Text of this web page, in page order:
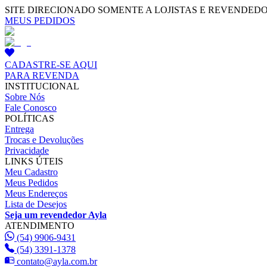
SITE DIRECIONADO SOMENTE A LOJISTAS E
MEUS PEDIDOS
CADASTRE-SE AQUI
PARA REVENDA
INSTITUCIONAL
Sobre Nós
Fale Conosco
POLÍTICAS
Entrega
Trocas e Devoluções
Privacidade
LINKS ÚTEIS
Meu Cadastro
Meus Pedidos
Meus Endereços
Lista de Desejos
Seja um revendedor Ayla
ATENDIMENTO
(54) 9906-9431
(54) 3391-1378
contato@ayla.com.br